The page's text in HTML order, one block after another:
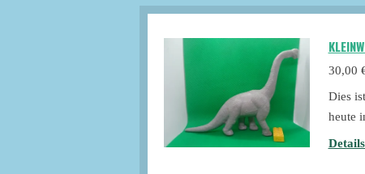
30,00
Dies
heute